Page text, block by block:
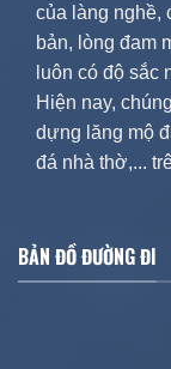
của làng nghề,
bản, lòng đam
luôn có độ sắc
Hiện nay,
dựng lăng mộ
đá nhà thờ,...
BẢN ĐỒ ĐƯỜNG ĐI